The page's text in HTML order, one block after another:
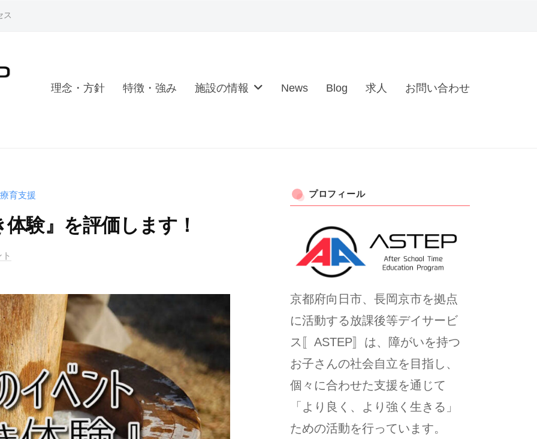
ス
理念・方針 特徴・強み 施設の情報 News Blog 求人 お問い合わせ
療育支援
験』を評価します！
プロフィール
京都府向日市、長岡京市を拠点
に活動する放課後等デイサービ
ス〚ASTEP〛は、障がいを持つ
お子さんの社会自立を目指し、
個々に合わせた支援を通じて
「より良く、より強く生きる」
ための活動を行っています。